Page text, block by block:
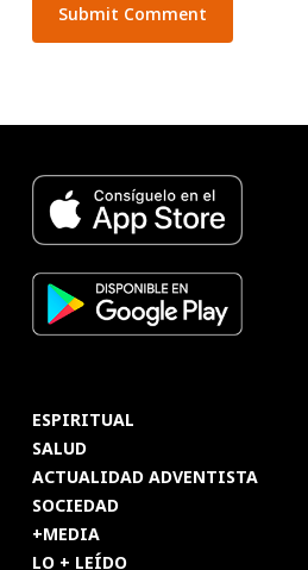
ESPIRITUAL
SALUD
ACTUALIDAD ADVENTISTA
SOCIEDAD
+MEDIA
LO + LEÍDO